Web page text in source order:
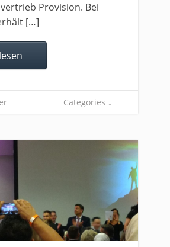
Provision. Bei
[…]
Categories ↓